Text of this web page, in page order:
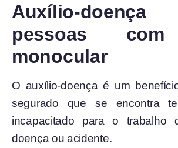
Auxílio-
pessoas
monocular
O auxílio-doença é um
segurado que se encontra
incapacitado para o trabalho
doença ou acidente.